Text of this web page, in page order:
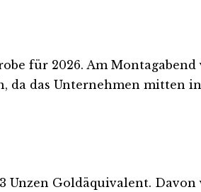
für 2026. Am
da das Unternehmen mitten
Unzen Goldäquivalent.